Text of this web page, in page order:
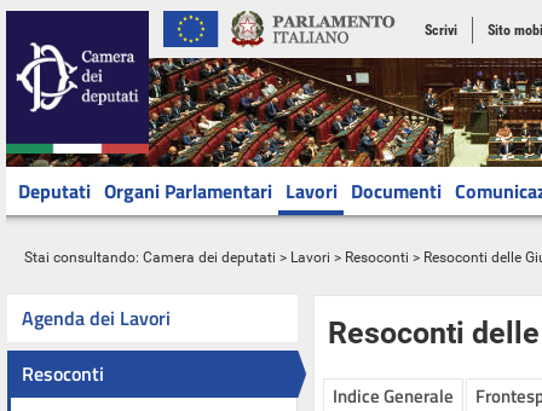
Scrivi Sito
Deputati Organi Parlamentari Lavori Documenti
Stai consultando: Camera dei deputati > Lavori > Resoconti > Resoconti delle
Agenda dei Lavori
Resoconti
Resoconti
Indice Generale